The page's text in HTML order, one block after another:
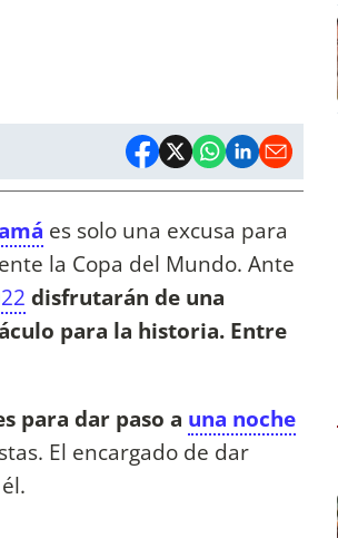
es solo una excusa para
la Copa del Mundo. Ante
disfrutarán de una
para la historia. Entre
para dar paso a una noche
El encargado de dar